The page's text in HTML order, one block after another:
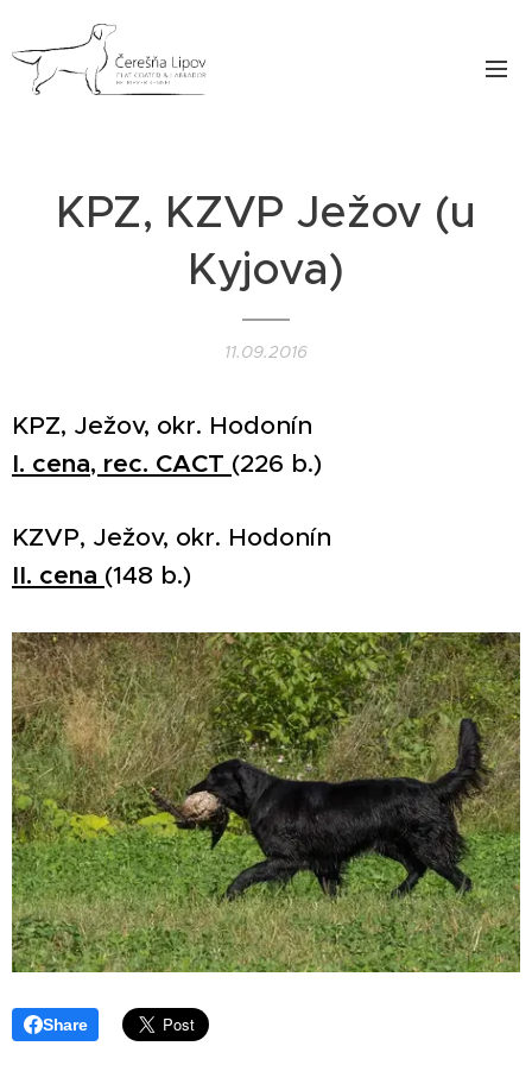
KPZ, KZVP Ježov (u
Kyjova)
11.09.2016
KPZ, Ježov, okr. Hodonín
I. cena, rec. CACT (226 b.)
KZVP, Ježov, okr. Hodonín
II. cena (148 b.)
Share